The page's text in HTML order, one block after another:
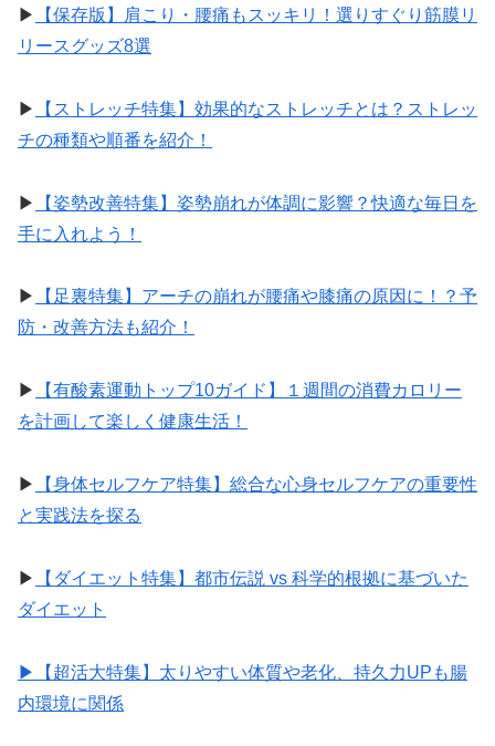
▶︎
【保存版】肩こり・腰痛もスッキリ！選りすぐり筋膜リ
リースグッズ8選
▶︎
【ストレッチ特集】効果的なストレッチとは？ストレッ
チの種類や順番を紹介！
▶︎
【姿勢改善特集】姿勢崩れが体調に影響？快適な毎日を
手に入れよう！
▶︎
【足裏特集】アーチの崩れが腰痛や膝痛の原因に！？予
防・改善方法も紹介！
▶︎
【有酸素運動トップ10ガイド】１週間の消費カロリー
を計画して楽しく健康生活！
▶︎
【身体セルフケア特集】総合な心身セルフケアの重要性
と実践法を探る
▶︎
【ダイエット特集】都市伝説 vs 科学的根拠に基づいた
ダイエット
▶︎【超活大特集】太りやすい体質や老化、持久力UPも腸
内環境に関係